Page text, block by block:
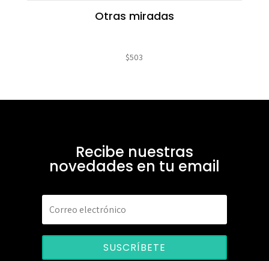
Otras miradas
$503
Recibe nuestras
novedades en tu email
SUSCRÍBETE